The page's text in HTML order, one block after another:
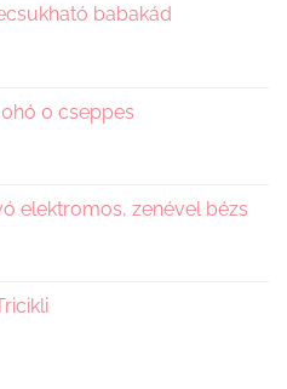
babakád
0 cseppes
elektromos, zenével bézs